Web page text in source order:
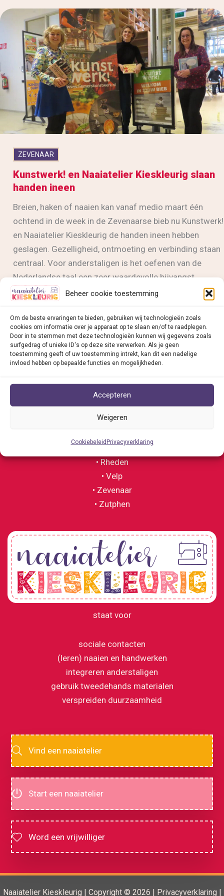
Beheer cookie toestemming
Om de beste ervaringen te bieden, gebruiken wij technologieën zoals
cookies om informatie over je apparaat op te slaan en/of te raadplegen.
Door in te stemmen met deze technologieën kunnen wij gegevens zoals
surfgedrag of unieke ID's op deze site verwerken. Als je geen
toestemming geeft of uw toestemming intrekt, kan dit een nadelige
invloed hebben op bepaalde functies en mogelijkheden.
Accepteren
Weigeren
CookiebeleidPrivacyverklaring
ZEVENAAR
Kunstwerk! en Naaiatelier Kieskleurig slaan
handen ineen
Breien, haken of naaien kan vanaf medio maart één
ochtend in de week in de Zevenaarse bieb nu Kunstwerk!
en Naaiatelier Kieskleurig de handen ineen hebben
geslagen. Gezelligheid, ontmoeting en verbinding staan
centraal. Voor anderstaligen is het oefenen van de
Nederlandse taal een zeer waardevolle bijvangst.
Kunstwerk!
en
Naaiatelier
Kieskleurig
slaan
ineen
Lees bericht »
Naaiatelier Kieskleurig vind je in:
• Dieren
• Doesburg
• Doetinchem
• Oosterbeek
• Rheden
• Velp
• Zevenaar
• Zutphen
staat voor
sociale contacten
(leren) naaien en handwerken
integreren anderstaligen
gebruik tweedehands materialen
verspreiden duurzaamheid
Vind een naaiatelier
Start een naaiatelier
Word een vrijwilliger
Naaiatelier Kieskleurig | Copyright © 2026 | Privacyverklaring |